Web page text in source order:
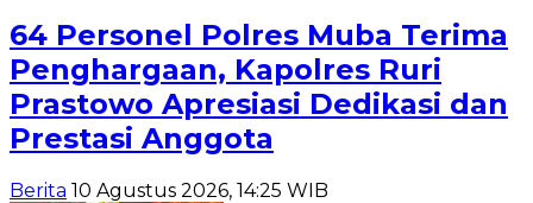
64 Personel Polres Muba Terima
Penghargaan, Kapolres Ruri
Prastowo Apresiasi Dedikasi dan
Prestasi Anggota
Berita 10 Agustus 2026, 14:25 WIB